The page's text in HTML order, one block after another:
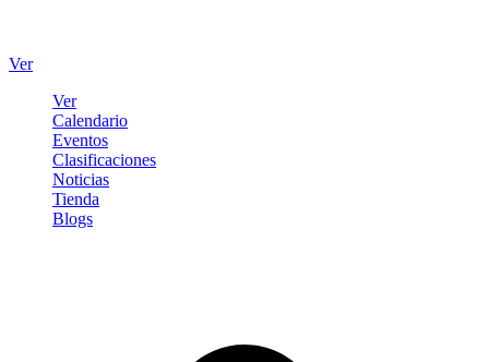
Ver
Ver
Calendario
Eventos
Clasificaciones
Noticias
Tienda
Blogs